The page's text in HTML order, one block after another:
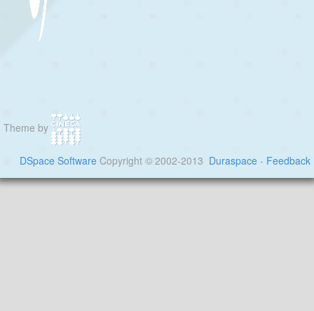
Theme by
DSpace Software Copyright © 2002-2013 Duraspace - Feedback